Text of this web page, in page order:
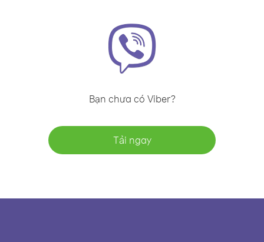
Bạn chưa có Viber?
Tải ngay